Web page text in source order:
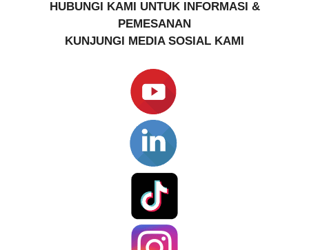
HUBUNGI KAMI UNTUK INFORMASI &
PEMESANAN
KUNJUNGI MEDIA SOSIAL KAMI